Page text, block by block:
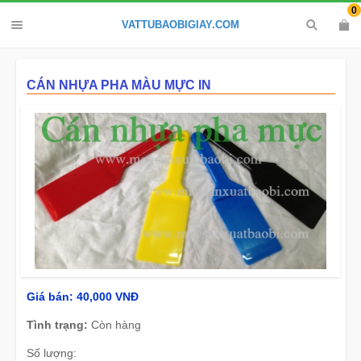
VATTUBAOBIGIAY.COM
0
CÁN NHỰA PHA MÀU MỰC IN
Giá bán: 40,000 VNĐ
Tình trạng: Còn hàng
Số lượng: